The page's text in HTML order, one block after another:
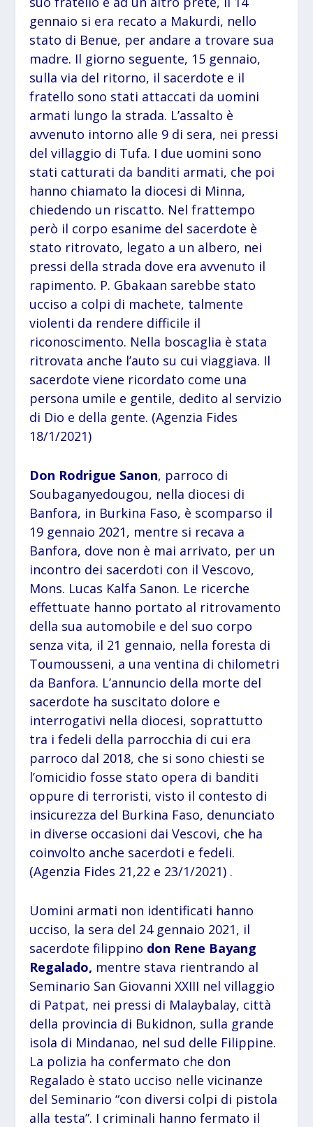
gennaio si era recato a Makurdi, nello
stato di Benue, per andare a trovare sua
madre. Il giorno seguente, 15 gennaio,
sulla via del ritorno, il sacerdote e il
fratello sono stati attaccati da uomini
armati lungo la strada. L’assalto è
avvenuto intorno alle 9 di sera, nei pressi
del villaggio di Tufa. I due uomini sono
stati catturati da banditi armati, che poi
hanno chiamato la diocesi di Minna,
chiedendo un riscatto. Nel frattempo
però il corpo esanime del sacerdote è
stato ritrovato, legato a un albero, nei
pressi della strada dove era avvenuto il
rapimento. P. Gbakaan sarebbe stato
ucciso a colpi di machete, talmente
violenti da rendere difficile il
riconoscimento. Nella boscaglia è stata
ritrovata anche l’auto su cui viaggiava. Il
sacerdote viene ricordato come una
persona umile e gentile, dedito al servizio
di Dio e della gente. (Agenzia Fides
18/1/2021)
Don Rodrigue Sanon, parroco di
Soubaganyedougou, nella diocesi di
Banfora, in Burkina Faso, è scomparso il
19 gennaio 2021, mentre si recava a
Banfora, dove non è mai arrivato, per un
incontro dei sacerdoti con il Vescovo,
Mons. Lucas Kalfa Sanon. Le ricerche
effettuate hanno portato al ritrovamento
della sua automobile e del suo corpo
senza vita, il 21 gennaio, nella foresta di
Toumousseni, a una ventina di chilometri
da Banfora. L’annuncio della morte del
sacerdote ha suscitato dolore e
interrogativi nella diocesi, soprattutto
tra i fedeli della parrocchia di cui era
parroco dal 2018, che si sono chiesti se
l’omicidio fosse stato opera di banditi
oppure di terroristi, visto il contesto di
insicurezza del Burkina Faso, denunciato
in diverse occasioni dai Vescovi, che ha
coinvolto anche sacerdoti e fedeli.
(Agenzia Fides 21,22 e 23/1/2021) .
Uomini armati non identificati hanno
ucciso, la sera del 24 gennaio 2021, il
sacerdote filippino don Rene Bayang
Regalado, mentre stava rientrando al
Seminario San Giovanni XXIII nel villaggio
di Patpat, nei pressi di Malaybalay, città
della provincia di Bukidnon, sulla grande
isola di Mindanao, nel sud delle Filippine.
La polizia ha confermato che don
Regalado è stato ucciso nelle vicinanze
del Seminario “con diversi colpi di pistola
alla testa”. I criminali hanno fermato il